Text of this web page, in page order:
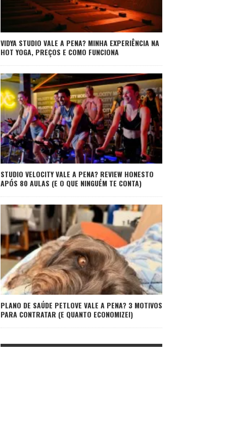
VIDYA STUDIO VALE A PENA? MINHA EXPERIÊNCIA NA
HOT YOGA, PREÇOS E COMO FUNCIONA
STUDIO VELOCITY VALE A PENA? REVIEW HONESTO
APÓS 80 AULAS (E O QUE NINGUÉM TE CONTA)
PLANO DE SAÚDE PETLOVE VALE A PENA? 3 MOTIVOS
PARA CONTRATAR (E QUANTO ECONOMIZEI)